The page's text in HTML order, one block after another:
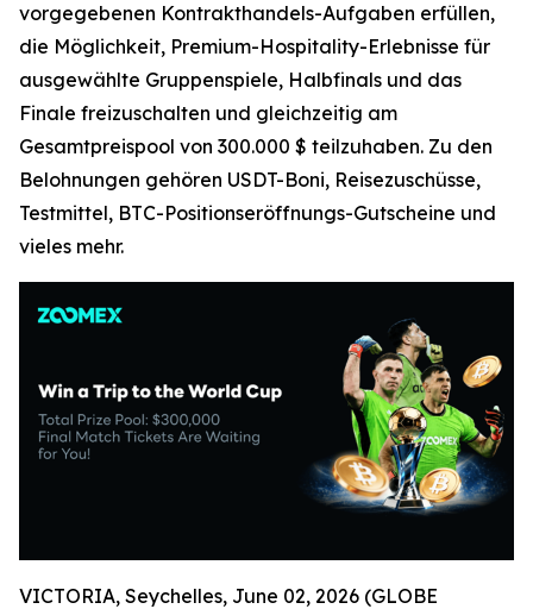
vorgegebenen Kontrakthandels-Aufgaben erfüllen,
die Möglichkeit, Premium-Hospitality-Erlebnisse für
ausgewählte Gruppenspiele, Halbfinals und das
Finale freizuschalten und gleichzeitig am
Gesamtpreispool von 300.000 $ teilzuhaben. Zu den
Belohnungen gehören USDT-Boni, Reisezuschüsse,
Testmittel, BTC-Positionseröffnungs-Gutscheine und
vieles mehr.
VICTORIA, Seychelles, June 02, 2026 (GLOBE